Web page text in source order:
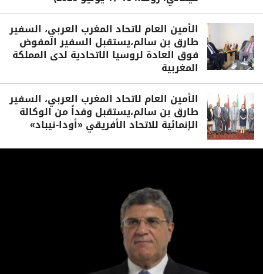
الأمين العام لاتحاد المغرب العربي، السفير
طارق بن سالم،يستقبل السفير المفوض
فوق العادة لروسيا الاتحادية لدى المملكة
المغربية
الأمين العام لاتحاد المغرب العربي، السفير
طارق بن سالم،يستقبل وفداً من الوكالة
الإنمائية للاتحاد الأفريقي «أودا-نيباد»